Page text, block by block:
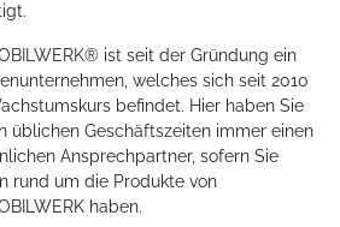
ist seit der Gründung ein
welches sich seit 2010
befindet. Hier haben Sie
üblichen Geschäftszeiten immer einen
Ansprechpartner, sofern Sie
rund um die Produkte von
haben.